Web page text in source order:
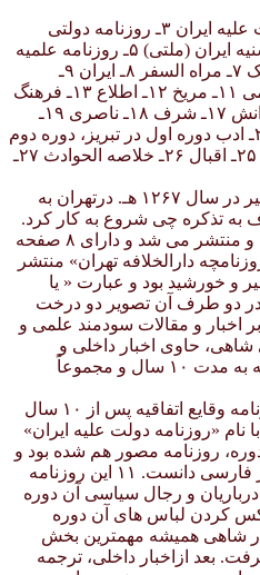
۱ـ وقایع اتفاقیه ۲ـ روزنامه دولت علیه ایران ۳ـ روزنامه دولتی
(بدون تصویر) ۴ـ روزنامه ملت سنیه ایران (ملتی) ۵ـ روزنامه علمیه
دولت علیه ایران ۶ـ حکیم الممالک ۷ـ مراه السفر ۸ـ ایران ۹ـ
روزنامه علمی ۱۰ـ روزنامه نظامی ۱۱ـ مریخ ۱۲ـ اطلاع ۱۳ـ فرهنگ
۱۴ـ تبریز ۱۵ـ اردو همایون ۱۶ـ دانش ۱۷ـ شرف ۱۸ـ ناصری ۱۹ـ
تربیت ۲۰ـ شرافت ۲۱ـ الحدید ۲۲ـ ادب دوره اول در تبریز، دوره دوم
در مشهد ۲۳ـ احتیاج ۲۴ـ معارف ۲۵ـ اقبال ۲۶ـ خلاصه الحوادث ۲۷ـ
ـ وقایع اتفاقیه : به فرمان امیرکبیر در سال ۱۲۶۷ هـ. درتهران به
به تذکره چی شروع به کار کرد.
این روزنامه هفته ای یک بار چاپ و منتشر می شد و دارای ۸ صفحه
دارالخلافه تهران» منتشر
خورشید بود و عبارت « یا
در دو طرف آن تصویر دو درخت
اخبار و مقالات سودمند علمی و
شاهی، حاوی اخبار داخلی و
خارجی بود. روزنامه وقایع اتفاقیه به مدت ۱۰ سال و مجموعاً
ـ روزنامه دولت علیه ایران : روزنامه وقایع اتفاقیه پس از ۱۰ سال
داد و با نام «روزنامه دولت علیه ایران»
روزنامه مصور هم شده بود و
باید آن را نخستین روزنامه مصور فارسی دانست. ۱۱ این روزنامه
درباریان و رجال سیاسی آن دوره
کردن لباس های آن دوره
شاهی همیشه مهمترین بخش
بعد ازاخبار داخلی، ترجمه